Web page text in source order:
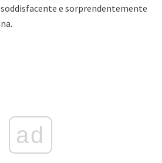
e sorprendentemente
ad